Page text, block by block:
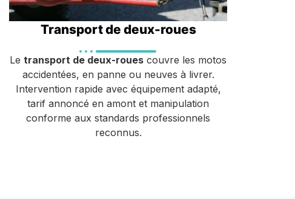
Transport de deux-roues
Le transport de deux-roues couvre les motos
accidentées, en panne ou neuves à livrer.
Intervention rapide avec équipement adapté,
tarif annoncé en amont et manipulation
conforme aux standards professionnels
reconnus.